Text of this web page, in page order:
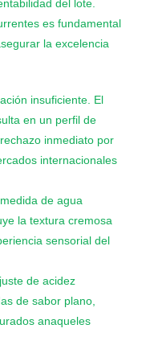
del lote.
es fundamental
la excelencia
insuficiente. El
en un perfil de
inmediato por
internacionales
de agua
la textura cremosa
sensorial del
de acidez
de sabor plano,
anaqueles